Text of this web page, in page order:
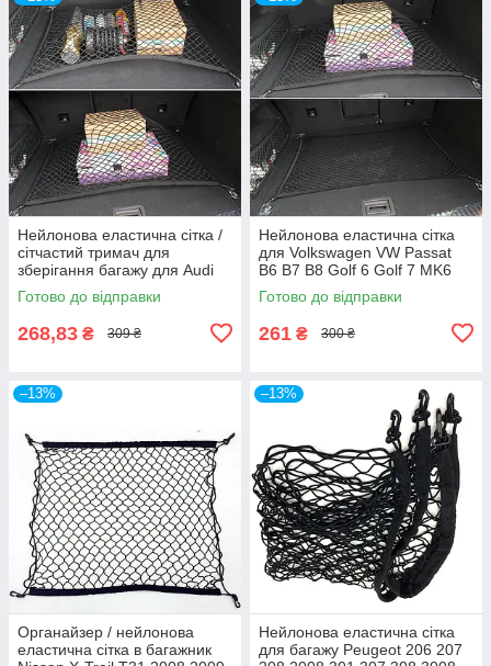
Нейлонова еластична сітка /
сітчастий тримач для
зберігання багажу для Audi
A3 A4 A6 B6 B7 B8 Q3 Q5
Готово до відправки
268,83 ₴ 309 ₴
Нейлонова еластична сітка
для Volkswagen VW Passat
B6 B7 B8 Golf 6 Golf 7 MK6
MK7 POLO, Jetta MK6 MK7
Готово до відправки
261 ₴ 300 ₴
–13%
Органайзер / нейлонова
еластична сітка в багажник
–13%
Нейлонова еластична сітка
для багажу Peugeot 206 207